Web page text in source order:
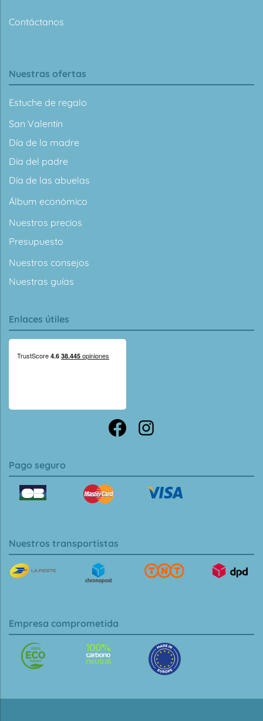
Contáctanos
Nuestras ofertas
Estuche de regalo
San Valentín
Día de la madre
Día del padre
Día de las abuelas
Álbum económico
Nuestros precios
Presupuesto
Nuestros consejos
Nuestras guías
Enlaces útiles
Pago seguro
Nuestros transportistas
Empresa comprometida